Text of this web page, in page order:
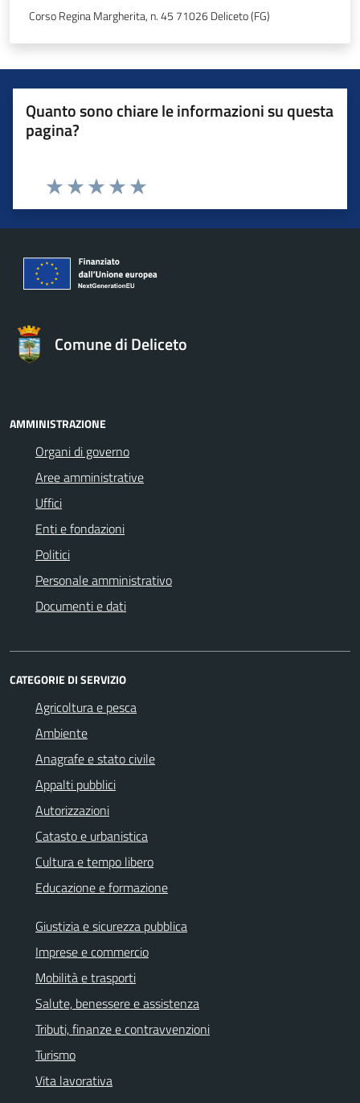
Corso Regina Margherita, n. 45 71026 Deliceto (FG)
Quanto sono chiare le informazioni su questa
pagina?
Valuta 5 stelle su 5
Valuta 4 stelle su 5
Valuta 3 stelle su 5
Valuta 2 stelle su 5
Valuta 1 stelle su 5
Comune di Deliceto
AMMINISTRAZIONE
Organi di governo
Aree amministrative
Uffici
Enti e fondazioni
Politici
Personale amministrativo
Documenti e dati
CATEGORIE DI SERVIZIO
Agricoltura e pesca
Ambiente
Anagrafe e stato civile
Appalti pubblici
Autorizzazioni
Catasto e urbanistica
Cultura e tempo libero
Educazione e formazione
Giustizia e sicurezza pubblica
Imprese e commercio
Mobilità e trasporti
Salute, benessere e assistenza
Tributi, finanze e contravvenzioni
Turismo
Vita lavorativa